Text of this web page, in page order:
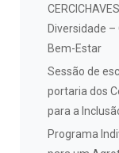
Diversidade
Bem-Estar
Sessão de
portaria dos
para a
Programa